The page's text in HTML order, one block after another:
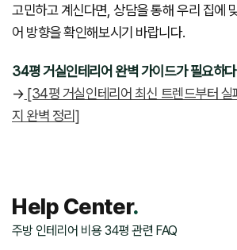
고민하고 계신다면, 상담을 통해 우리 집에
어 방향을 확인해보시기 바랍니다.
34평 거실인테리어 완벽 가이드가 필요하
→ [34평 거실인테리어 최신 트렌드부터 실
지 완벽 정리]
Help Center.
주방 인테리어 비용 34평 관련 FAQ